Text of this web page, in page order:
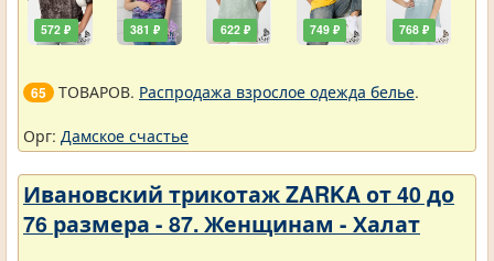
572 ₽ 381 ₽ 622 ₽ 749 ₽ 768 ₽
65 ТОВАРОВ. Распродажа взрослое одежда белье.
Орг: Дамское счастье
Ивановский трикотаж ZARKA от 40 до
76 размера - 87. Женщинам - Халат